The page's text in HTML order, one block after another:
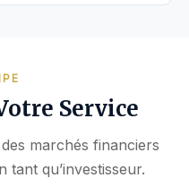
Service
marchés financiers
tant qu’investisseur.